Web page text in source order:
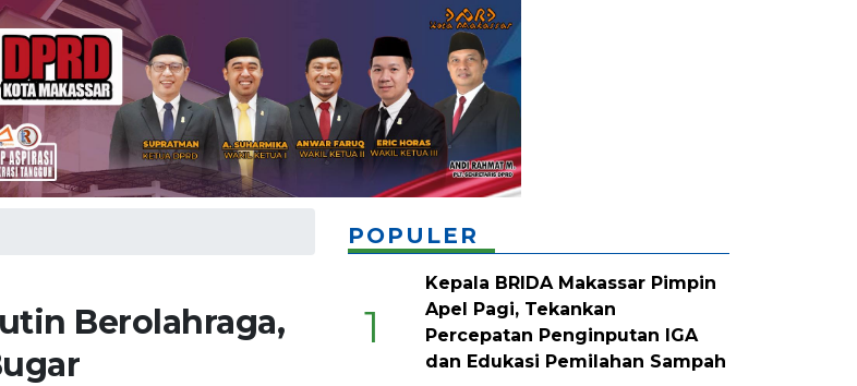
Berolahraga,
POPULER
1
Kepala BRIDA Makassar Pimpin
Apel Pagi, Tekankan
Percepatan Penginputan IGA
dan Edukasi Pemilahan Sampah